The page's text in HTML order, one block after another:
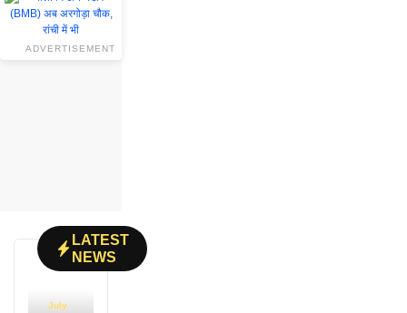
ADVERTISEMENT
LATEST
NEWS
July